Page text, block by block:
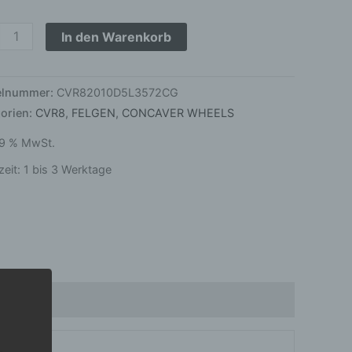
In den Warenkorb
CVR82010D5L3572CG
CVR8, FELGEN, CONCAVER WHEELS
% MwSt.
1 bis 3 Werktage